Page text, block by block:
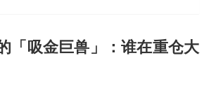
「吸金巨兽」：谁在重仓大